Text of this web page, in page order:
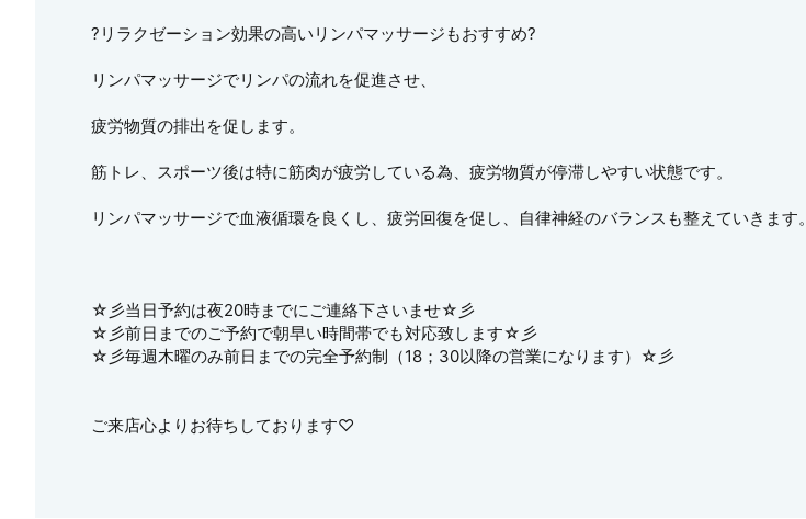
?リラクゼーション効果の高いリンパマッサージもおすすめ?
リンパマッサージでリンパの流れを促進させ、
疲労物質の排出を促します。
筋トレ、スポーツ後は特に筋肉が疲労している為、疲労物質が停滞しやすい状態です。
リンパマッサージで血液循環を良くし、疲労回復を促し、自律神経のバランスも整えていきます。
☆彡当日予約は夜20時までにご連絡下さいませ☆彡
☆彡前日までのご予約で朝早い時間帯でも対応致します☆彡
☆彡毎週木曜のみ前日までの完全予約制（18；30以降の営業になります）☆彡
ご来店心よりお待ちしております♡